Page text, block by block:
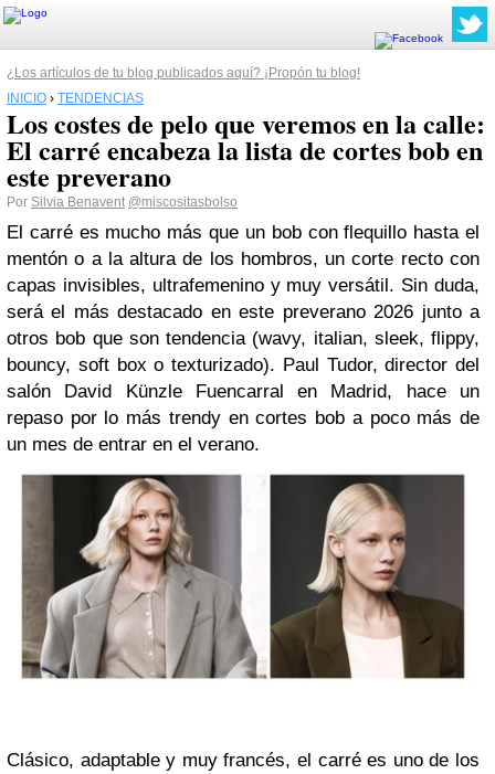
¿Los artículos de tu blog publicados aquí? ¡Propón tu blog!
INICIO › TENDENCIAS
Los costes de pelo que veremos en la calle:
El carré encabeza la lista de cortes bob en
este preverano
Por Silvia Benavent @miscositasbolso
El carré es mucho más que un bob con flequillo hasta el
mentón o a la altura de los hombros, un corte recto con
capas invisibles, ultrafemenino y muy versátil. Sin duda,
será el más destacado en este preverano 2026 junto a
otros bob que son tendencia (wavy, italian, sleek, flippy,
bouncy, soft box o texturizado). Paul Tudor, director del
salón David Künzle Fuencarral en Madrid, hace un
repaso por lo más trendy en cortes bob a poco más de
un mes de entrar en el verano.
Clásico, adaptable y muy francés, el carré es uno de los